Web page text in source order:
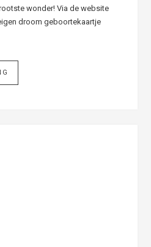
wonder! Via de website
droom geboortekaartje